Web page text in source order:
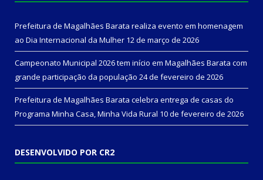
Prefeitura de Magalhães Barata realiza evento em homenagem
ao Dia Internacional da Mulher 12 de março de 2026
Campeonato Municipal 2026 tem início em Magalhães Barata com
grande participação da população 24 de fevereiro de 2026
Prefeitura de Magalhães Barata celebra entrega de casas do
Programa Minha Casa, Minha Vida Rural 10 de fevereiro de 2026
DESENVOLVIDO POR CR2